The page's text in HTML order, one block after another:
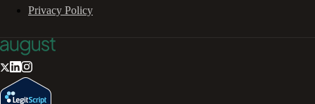
Privacy Policy